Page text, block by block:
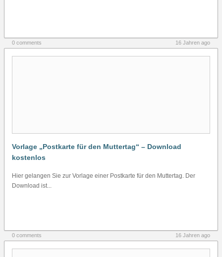
0 comments 16 Jahren ago
Vorlage „Postkarte für den Muttertag“ – Download
kostenlos
Hier gelangen Sie zur Vorlage einer Postkarte für den Muttertag. Der
Download ist...
0 comments 16 Jahren ago